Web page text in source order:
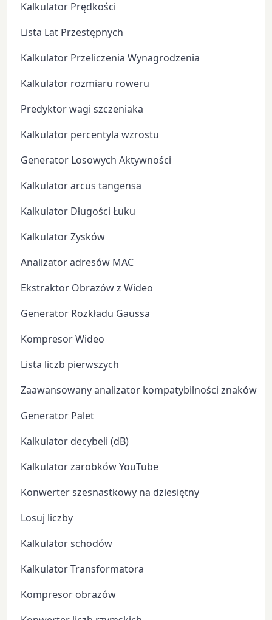
Kalkulator Prędkości
Lista Lat Przestępnych
Kalkulator Przeliczenia Wynagrodzenia
Kalkulator rozmiaru roweru
Predyktor wagi szczeniaka
Kalkulator percentyla wzrostu
Generator Losowych Aktywności
Kalkulator arcus tangensa
Kalkulator Długości Łuku
Kalkulator Zysków
Analizator adresów MAC
Ekstraktor Obrazów z Wideo
Generator Rozkładu Gaussa
Kompresor Wideo
Lista liczb pierwszych
Zaawansowany analizator kompatybilności znaków
Generator Palet
Kalkulator decybeli (dB)
Kalkulator zarobków YouTube
Konwerter szesnastkowy na dziesiętny
Losuj liczby
Kalkulator schodów
Kalkulator Transformatora
Kompresor obrazów